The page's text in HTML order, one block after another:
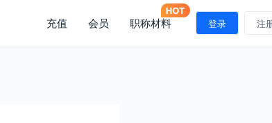
充值 会员 职称材料 登录 注